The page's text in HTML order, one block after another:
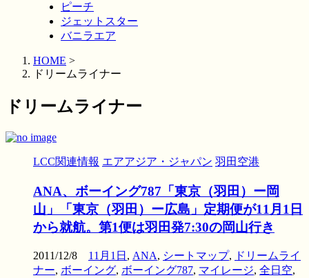
ピーチ
ジェットスター
バニラエア
HOME >
ドリームライナー
ドリームライナー
LCC関連情報 エアアジア・ジャパン 羽田空港
ANA、ボーイング787「東京（羽田）ー岡
山」「東京（羽田）ー広島」定期便が11月1日
から就航。第1便は羽田発7:30の岡山行き
2011/12/8 11月1日 , ANA, シートマップ, ドリームライ
ナー, ボーイング, ボーイング787, マイレージ, 全日空,